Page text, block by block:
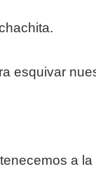
esquivar
a